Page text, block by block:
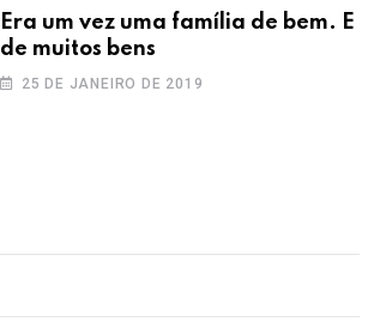
Era um vez uma família de bem. E
de muitos bens
25 DE JANEIRO DE 2019